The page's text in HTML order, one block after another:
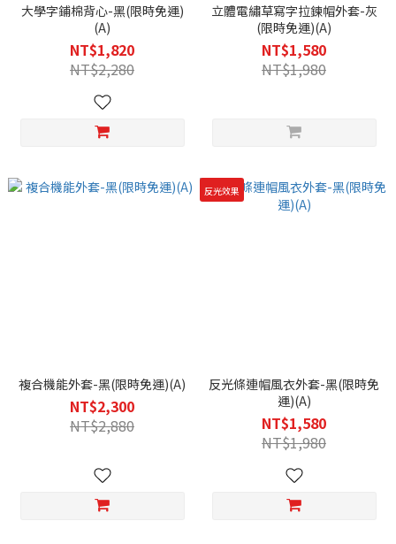
大學字鋪棉背心-黑(限時免運)
(A)
NT$1,820
NT$2,280
立體電繡草寫字拉鍊帽外套-灰
(限時免運)(A)
NT$1,580
NT$1,980
複合機能外套-黑(限時免運)(A)
NT$2,300
NT$2,880
反光效果
反光條連帽風衣外套-黑(限時免
運)(A)
NT$1,580
NT$1,980